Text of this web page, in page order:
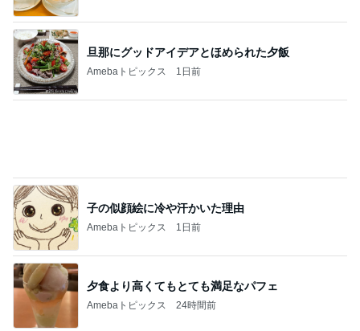
旦那にグッドアイデアとほめられた夕飯
Amebaトピックス 1日前
子の似顔絵に冷や汗かいた理由
Amebaトピックス 1日前
夕食より高くてもとても満足なパフェ
Amebaトピックス 24時間前